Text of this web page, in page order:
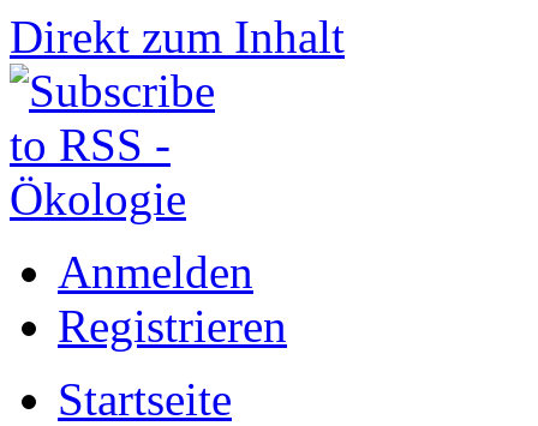
Direkt zum Inhalt
Anmelden
Registrieren
Startseite